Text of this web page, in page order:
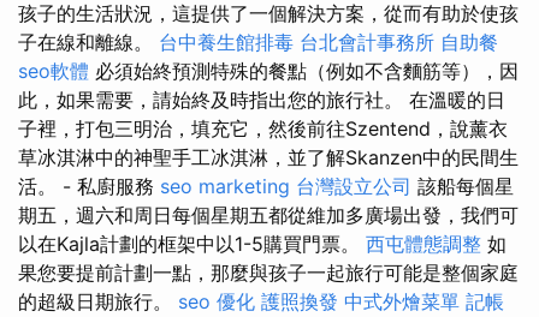
孩子的生活狀況，這提供了一個解決方案，從而有助於使孩
子在線和離線。 台中養生館排毒 台北會計事務所 自助餐
seo軟體 必須始終預測特殊的餐點（例如不含麵筋等），因
此，如果需要，請始終及時指出您的旅行社。 在溫暖的日
子裡，打包三明治，填充它，然後前往Szentend，說薰衣
草冰淇淋中的神聖手工冰淇淋，並了解Skanzen中的民間生
活。 - 私廚服務 seo marketing 台灣設立公司 該船每個星
期五，週六和周日每個星期五都從維加多廣場出發，我們可
以在Kajla計劃的框架中以1-5購買門票。 西屯體態調整 如
果您要提前計劃一點，那麼與孩子一起旅行可能是整個家庭
的超級日期旅行。 seo 優化 護照換發 中式外燴菜單 記帳